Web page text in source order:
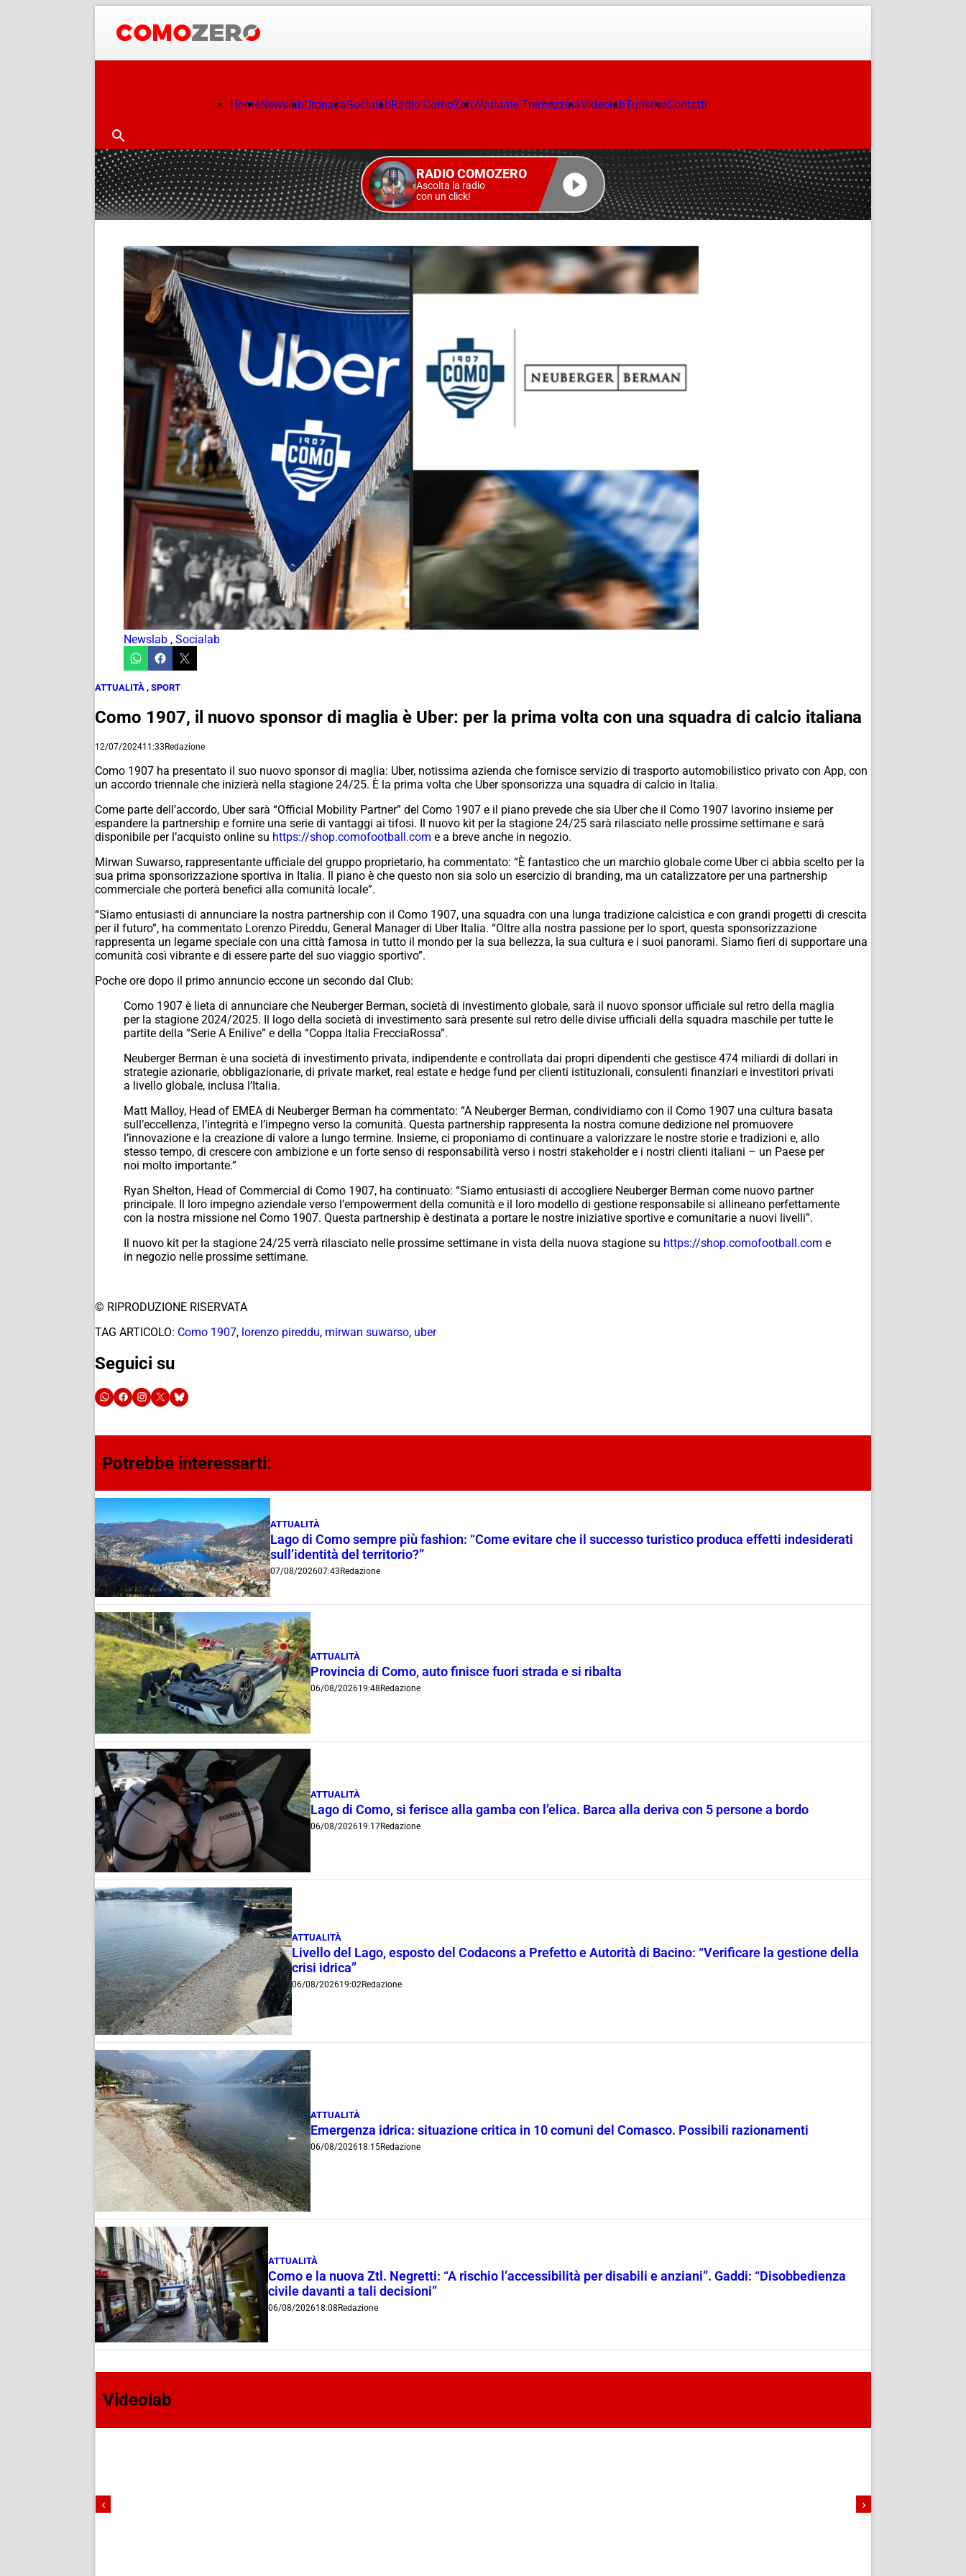
HomeNewslabCronacaSocialabRadio ComoZeroVariante TremezzinaVideolabTurismoContatti
RADIO COMOZERO
Ascolta la radio
con un click!
Newslab , Socialab
ATTUALITÀ , SPORT
Como 1907, il nuovo sponsor di maglia è Uber: per la prima volta con una squadra di calcio italiana
12/07/202411:33Redazione
Como 1907 ha presentato il suo nuovo sponsor di maglia: Uber, notissima azienda che fornisce servizio di trasporto automobilistico privato con App, con
un accordo triennale che inizierà nella stagione 24/25. È la prima volta che Uber sponsorizza una squadra di calcio in Italia.
Come parte dell’accordo, Uber sarà “Official Mobility Partner” del Como 1907 e il piano prevede che sia Uber che il Como 1907 lavorino insieme per
espandere la partnership e fornire una serie di vantaggi ai tifosi. Il nuovo kit per la stagione 24/25 sarà rilasciato nelle prossime settimane e sarà
disponibile per l’acquisto online su https://shop.comofootball.com e a breve anche in negozio.
Mirwan Suwarso, rappresentante ufficiale del gruppo proprietario, ha commentato: “È fantastico che un marchio globale come Uber ci abbia scelto per la
sua prima sponsorizzazione sportiva in Italia. Il piano è che questo non sia solo un esercizio di branding, ma un catalizzatore per una partnership
commerciale che porterà benefici alla comunità locale”.
“Siamo entusiasti di annunciare la nostra partnership con il Como 1907, una squadra con una lunga tradizione calcistica e con grandi progetti di crescita
per il futuro”, ha commentato Lorenzo Pireddu, General Manager di Uber Italia. “Oltre alla nostra passione per lo sport, questa sponsorizzazione
rappresenta un legame speciale con una città famosa in tutto il mondo per la sua bellezza, la sua cultura e i suoi panorami. Siamo fieri di supportare una
comunità così vibrante e di essere parte del suo viaggio sportivo”.
Poche ore dopo il primo annuncio eccone un secondo dal Club:
Como 1907 è lieta di annunciare che Neuberger Berman, società di investimento globale, sarà il nuovo sponsor ufficiale sul retro della maglia
per la stagione 2024/2025. Il logo della società di investimento sarà presente sul retro delle divise ufficiali della squadra maschile per tutte le
partite della “Serie A Enilive” e della “Coppa Italia FrecciaRossa”.
Neuberger Berman è una società di investimento privata, indipendente e controllata dai propri dipendenti che gestisce 474 miliardi di dollari in
strategie azionarie, obbligazionarie, di private market, real estate e hedge fund per clienti istituzionali, consulenti finanziari e investitori privati
a livello globale, inclusa l’Italia.
Matt Malloy, Head of EMEA di Neuberger Berman ha commentato: “A Neuberger Berman, condividiamo con il Como 1907 una cultura basata
sull’eccellenza, l’integrità e l’impegno verso la comunità. Questa partnership rappresenta la nostra comune dedizione nel promuovere
l’innovazione e la creazione di valore a lungo termine. Insieme, ci proponiamo di continuare a valorizzare le nostre storie e tradizioni e, allo
stesso tempo, di crescere con ambizione e un forte senso di responsabilità verso i nostri stakeholder e i nostri clienti italiani – un Paese per
noi molto importante.”
Ryan Shelton, Head of Commercial di Como 1907, ha continuato: “Siamo entusiasti di accogliere Neuberger Berman come nuovo partner
principale. Il loro impegno aziendale verso l’empowerment della comunità e il loro modello di gestione responsabile si allineano perfettamente
con la nostra missione nel Como 1907. Questa partnership è destinata a portare le nostre iniziative sportive e comunitarie a nuovi livelli”.
Il nuovo kit per la stagione 24/25 verrà rilasciato nelle prossime settimane in vista della nuova stagione su https://shop.comofootball.com e
in negozio nelle prossime settimane.
© RIPRODUZIONE RISERVATA
TAG ARTICOLO: Como 1907, lorenzo pireddu, mirwan suwarso, uber
Seguici su
Potrebbe interessarti:
ATTUALITÀ
Lago di Como sempre più fashion: “Come evitare che il successo turistico produca effetti indesiderati
sull’identità del territorio?”
07/08/202607:43Redazione
ATTUALITÀ
Provincia di Como, auto finisce fuori strada e si ribalta
06/08/202619:48 Redazione
ATTUALITÀ
Lago di Como, si ferisce alla gamba con l’elica. Barca alla deriva con 5 persone a bordo
06/08/202619:17Redazione
ATTUALITÀ
Livello del Lago, esposto del Codacons a Prefetto e Autorità di Bacino: “Verificare la gestione della
crisi idrica”
06/08/202619:02Redazione
ATTUALITÀ
Emergenza idrica: situazione critica in 10 comuni del Comasco. Possibili razionamenti
06/08/202618:15Redazione
ATTUALITÀ
Como e la nuova Ztl. Negretti: “A rischio l’accessibilità per disabili e anziani”. Gaddi: “Disobbedienza
civile davanti a tali decisioni”
06/08/202618:08 Redazione
Videolab
‹ ›